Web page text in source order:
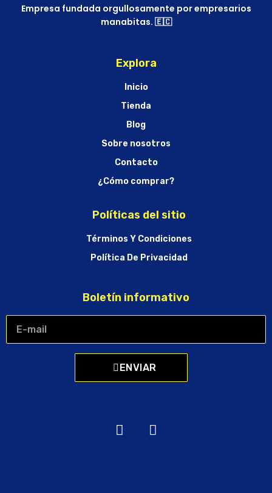
Empresa fundada orgullosamente por empresarios
manabitas. 🇪🇨
Explora
Inicio
Tienda
Blog
Sobre nosotros
Contacto
¿Cómo comprar?
Políticas del sitio
Términos Y Condiciones
Política De Privacidad
Boletín informativo
ENVIAR